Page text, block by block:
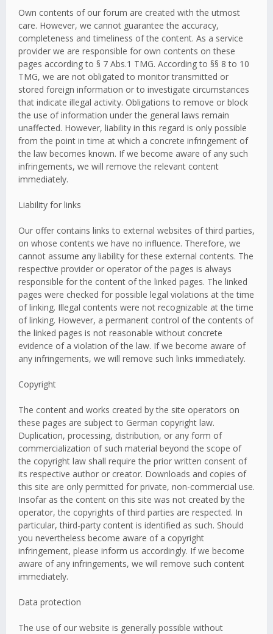
Own contents of our forum are created with the utmost
care. However, we cannot guarantee the accuracy,
completeness and timeliness of the content. As a service
provider we are responsible for own contents on these
pages according to § 7 Abs.1 TMG. According to §§ 8 to 10
TMG, we are not obligated to monitor transmitted or
stored foreign information or to investigate circumstances
that indicate illegal activity. Obligations to remove or block
the use of information under the general laws remain
unaffected. However, liability in this regard is only possible
from the point in time at which a concrete infringement of
the law becomes known. If we become aware of any such
infringements, we will remove the relevant content
immediately.
Liability for links
Our offer contains links to external websites of third parties,
on whose contents we have no influence. Therefore, we
cannot assume any liability for these external contents. The
respective provider or operator of the pages is always
responsible for the content of the linked pages. The linked
pages were checked for possible legal violations at the time
of linking. Illegal contents were not recognizable at the time
of linking. However, a permanent control of the contents of
the linked pages is not reasonable without concrete
evidence of a violation of the law. If we become aware of
any infringements, we will remove such links immediately.
Copyright
The content and works created by the site operators on
these pages are subject to German copyright law.
Duplication, processing, distribution, or any form of
commercialization of such material beyond the scope of
the copyright law shall require the prior written consent of
its respective author or creator. Downloads and copies of
this site are only permitted for private, non-commercial use.
Insofar as the content on this site was not created by the
operator, the copyrights of third parties are respected. In
particular, third-party content is identified as such. Should
you nevertheless become aware of a copyright
infringement, please inform us accordingly. If we become
aware of any infringements, we will remove such content
immediately.
Data protection
The use of our website is generally possible without